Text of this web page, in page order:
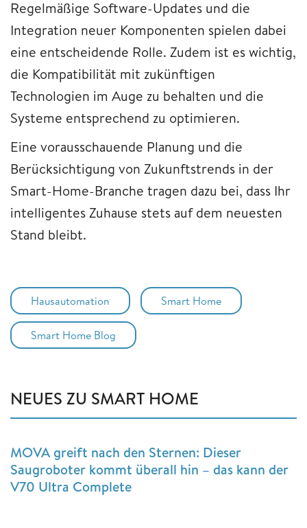
Regelmäßige Software-Updates und die
Integration neuer Komponenten spielen dabei
eine entscheidende Rolle. Zudem ist es wichtig,
die Kompatibilität mit zukünftigen
Technologien im Auge zu behalten und die
Systeme entsprechend zu optimieren.
Eine vorausschauende Planung und die
Berücksichtigung von Zukunftstrends in der
Smart-Home-Branche tragen dazu bei, dass Ihr
intelligentes Zuhause stets auf dem neuesten
Stand bleibt.
Hausautomation Smart Home
Smart Home Blog
NEUES ZU SMART HOME
MOVA greift nach den Sternen: Dieser
Saugroboter kommt überall hin – das kann der
V70 Ultra Complete